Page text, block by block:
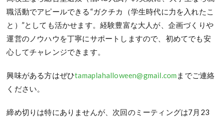
職活動でアピールできる“ガクチカ（学生時代に力を入れたこ
と）”としても活かせます。経験豊富な大人が、企画づくりや
運営のノウハウを丁寧にサポートしますので、初めてでも安
心してチャレンジできます。
興味がある方はぜひtamaplahalloween@gmail.com までご連絡
ください。
締め切りは特にありませんが、次回のミーティングは7月23